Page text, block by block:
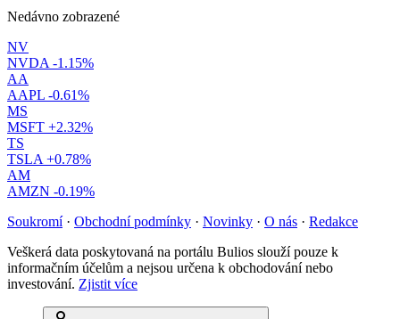
Nedávno zobrazené
NV
NVDA -1.15%
AA
AAPL -0.61%
MS
MSFT +2.32%
TS
TSLA +0.78%
AM
AMZN -0.19%
Soukromí · Obchodní podmínky · Novinky · O nás · Redakce
Veškerá data poskytovaná na portálu Bulios slouží pouze k
informačním účelům a nejsou určena k obchodování nebo
investování. Zjistit více